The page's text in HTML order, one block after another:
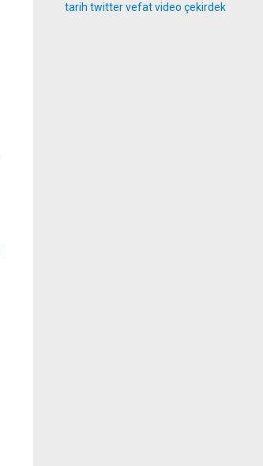
tarih twittervefatvideo çekirdek